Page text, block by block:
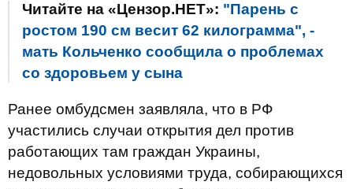
Читайте на «Цензор.НЕТ»: "Парень с
ростом 190 см весит 62 килограмма", -
мать Кольченко сообщила о проблемах
со здоровьем у сына
Ранее омбудсмен заявляла, что в РФ
участились случаи открытия дел против
работающих там граждан Украины,
недовольных условиями труда, собирающихся